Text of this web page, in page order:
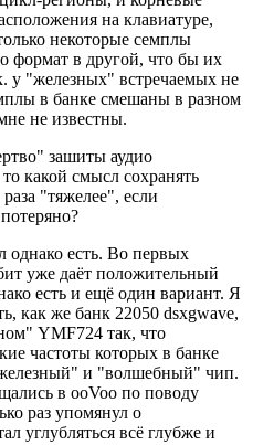
на клавиатуре,
некоторые семплы
формат в другой, что бы их
у "железных" встречаемых не
в банке смешаны в разном
не известны.
зашиты аудио
какой смысл сохранять
"тяжелее", если
есть. Во первых
уже даёт положительный
есть и ещё один вариант. Я
как же банк 22050 dsxgwave,
YMF724 так, что
частоты которых в банке
и "волшебный" чип.
в ooVoo по поводу
раз упомянул о
углубляться всё глубже и